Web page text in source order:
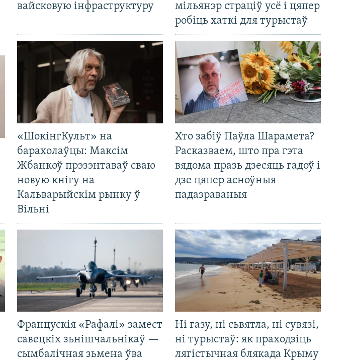
вайсковую інфраструктуру
мільянэр страціў усё і цяпер
робіць хаткі для турыстаў
«ШокінгКульт» на
барахолаўцы: Максім
Жбанкоў прэзэнтаваў сваю
новую кнігу на
Кальварыйскім рынку ў
Вільні
Хто забіў Паўла Шарамета?
Расказваем, што пра гэта
вядома празь дзесяць гадоў і
дзе цяпер асноўныя
падазраваныя
Францускія «Рафалі» замест
савецкіх зьнішчальнікаў —
сымбалічная зьмена ўва
Ні газу, ні сьвятла, ні сувязі,
ні турыстаў: як праходзіць
лягістычная блякада Крыму